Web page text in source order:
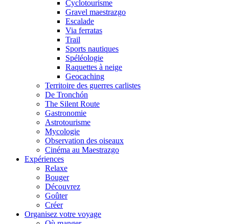
Cyclotourisme
Gravel maestrazgo
Escalade
Via ferratas
Trail
Sports nautiques
Spéléologie
Raquettes à neige
Geocaching
Territoire des guerres carlistes
De Tronchón
The Silent Route
Gastronomie
Astrotourisme
Mycologie
Observation des oiseaux
Cinéma au Maestrazgo
Expériences
Relaxe
Bouger
Découvrez
Goûter
Créer
Organisez votre voyage